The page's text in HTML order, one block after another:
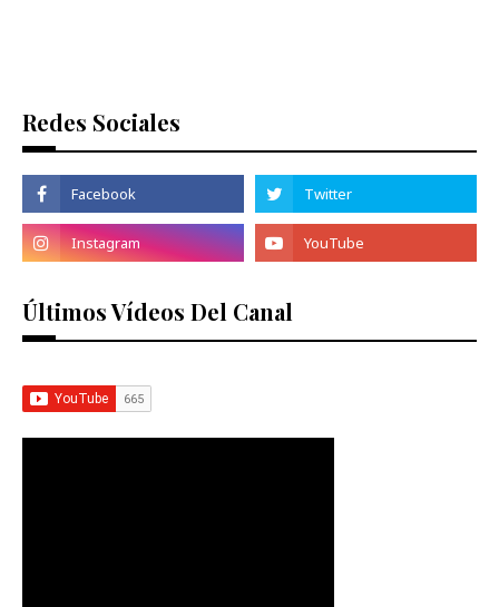
Redes Sociales
Últimos Vídeos Del Canal